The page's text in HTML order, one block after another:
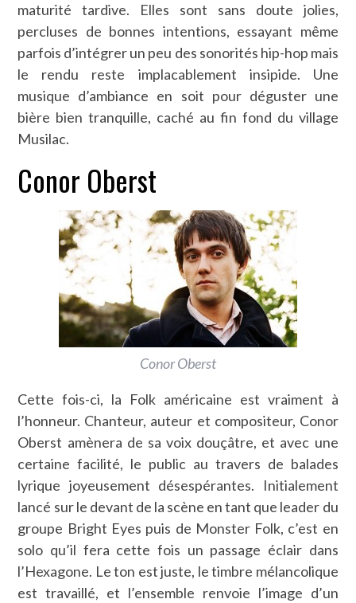
maturité tardive. Elles sont sans doute jolies,
percluses de bonnes intentions, essayant même
parfois d’intégrer un peu des sonorités hip-hop mais
le rendu reste implacablement insipide. Une
musique d’ambiance en soit pour déguster une
bière bien tranquille, caché au fin fond du village
Musilac.
Conor Oberst
Conor Oberst
Cette fois-ci, la Folk américaine est vraiment à
l’honneur. Chanteur, auteur et compositeur, Conor
Oberst amènera de sa voix douçâtre, et avec une
certaine facilité, le public au travers de balades
lyrique joyeusement désespérantes. Initialement
lancé sur le devant de la scène en tant que leader du
groupe Bright Eyes puis de Monster Folk, c’est en
solo qu’il fera cette fois un passage éclair dans
l’Hexagone. Le ton est juste, le timbre mélancolique
est travaillé, et l’ensemble renvoie l’image d’un